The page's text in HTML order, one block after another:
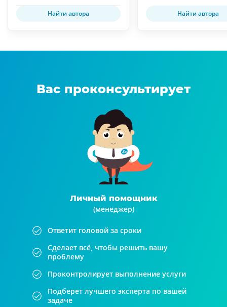
Найти автора Найти автора
Вас проконсультирует
Личный помощник
(менеджер)
Ответит головой за сроки
Сделает всё, чтобы решить вашу
проблему
Проконтролирует выполнение услуги
Подберет лучшего эксперта по вашей
задаче